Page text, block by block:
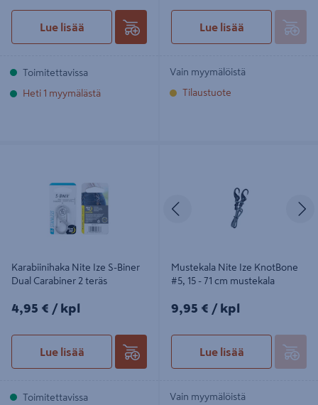
Lue lisää
Toimitettavissa
Heti 1 myymälästä
Lue lisää
Vain myymälöistä
Tilaustuote
Karabiinihaka Nite Ize S-Biner
Dual Carabiner 2 teräs
4,95€/kpl
4,95 € / kpl
Lue lisää
Toimitettavissa
Mustekala Nite Ize KnotBone
#5, 15 - 71 cm mustekala
9,95€/kpl
9,95 € / kpl
Lue lisää
Vain myymälöistä